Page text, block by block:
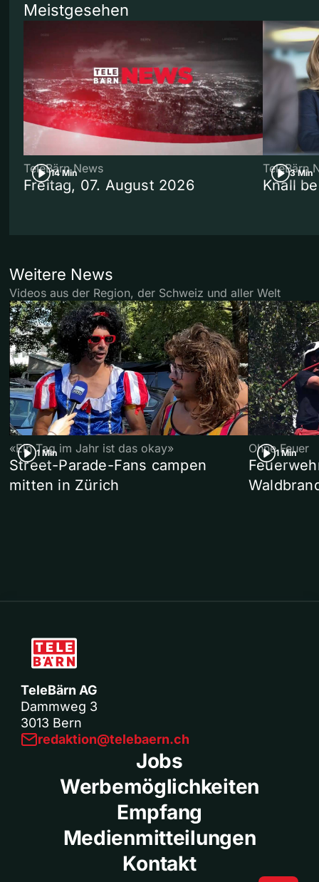
Meistgesehen
14 Min
TeleBärn News
Freitag, 07. August 2026
3 Min
TeleBärn
Knall
Weitere News
Videos aus der Region, der Schweiz und aller Welt
1 Min
«Ein Tag im Jahr ist das okay»
Street-Parade-Fans campen
mitten in Zürich
1 Min
Ohne Feuer
TeleBärn AG
Dammweg 3
3013 Bern
redaktion@telebaern.ch
Jobs
Werbemöglichkeiten
Empfang
Medienmitteilungen
Kontakt